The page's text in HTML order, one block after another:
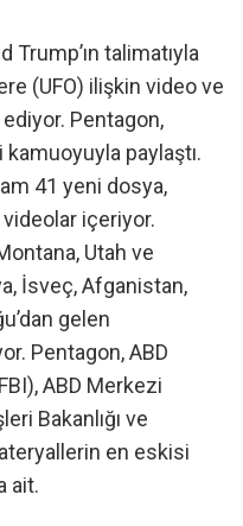
Trump’ın talimatıyla
(UFO) ilişkin video ve
Pentagon,
kamuoyuyla paylaştı.
41 yeni dosya,
içeriyor.
Utah ve
İsveç, Afganistan,
gelen
Pentagon, ABD
ABD Merkezi
Bakanlığı ve
en eskisi
ait.